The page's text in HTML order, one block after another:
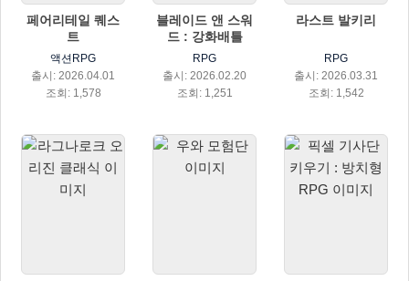
페어리테일 퀘스
트
액션RPG
출시: 2026.04.01
조회: 1,578
블레이드 앤 스워
드 : 강화배틀
RPG
출시: 2026.02.20
조회: 1,251
라스트 발키리
RPG
출시: 2026.03.31
조회: 1,542